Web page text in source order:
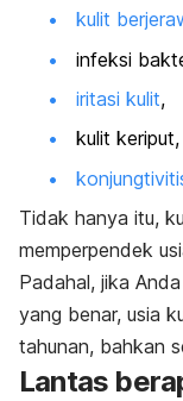
kulit
infeksi
iritasi kulit,
kulit
Tidak hanya itu,
memperpendek
Padahal, jika
yang benar, usia
tahunan, bahkan
Lantas